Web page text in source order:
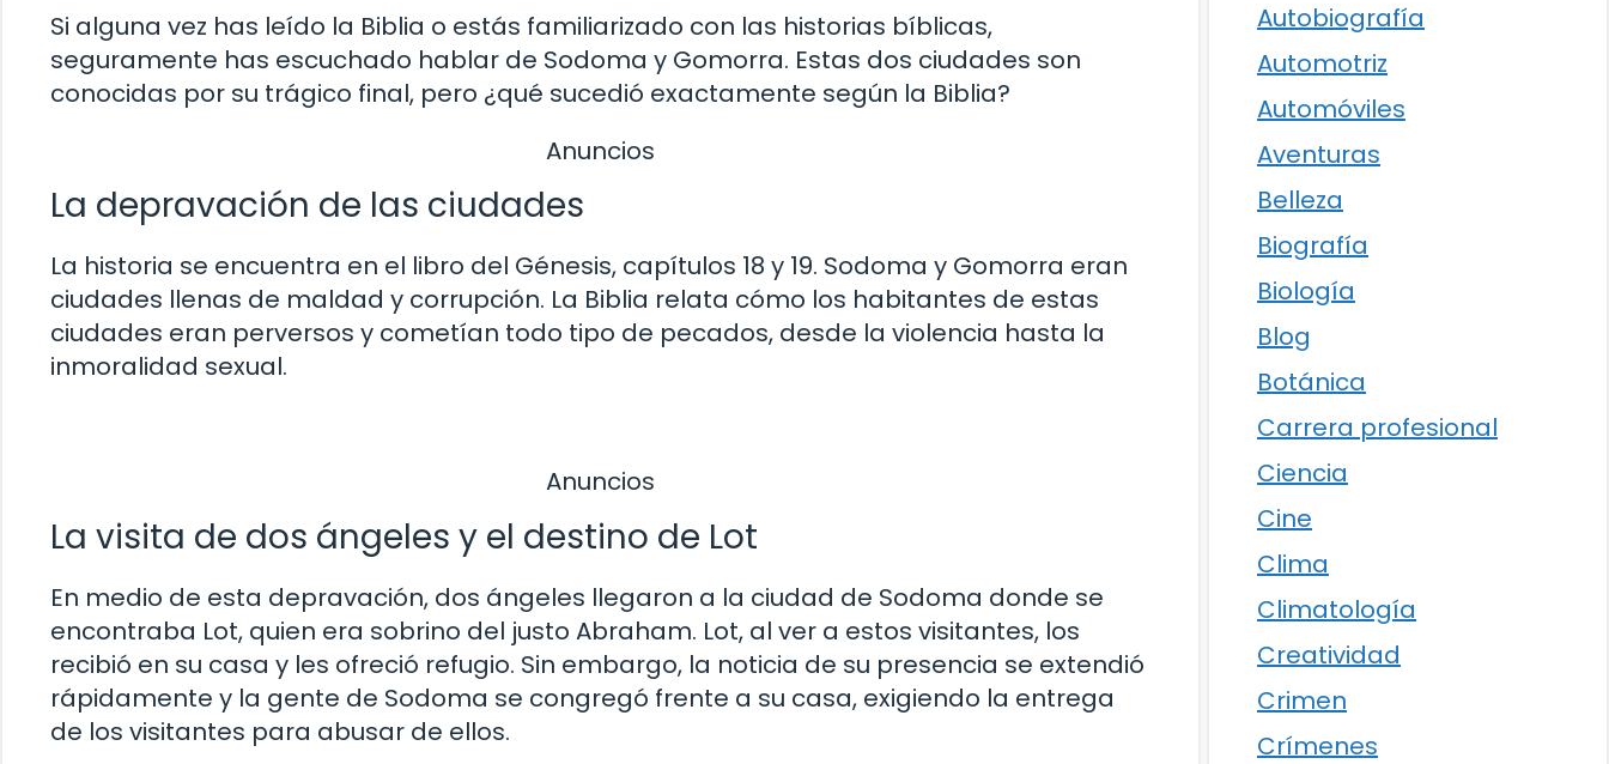
Si alguna vez has leído la Biblia o estás familiarizado con las historias bíblicas,
seguramente has escuchado hablar de Sodoma y Gomorra. Estas dos ciudades son
conocidas por su trágico final, pero ¿qué sucedió exactamente según la Biblia?
Anuncios
La depravación de las ciudades
La historia se encuentra en el libro del Génesis, capítulos 18 y 19. Sodoma y Gomorra eran
ciudades llenas de maldad y corrupción. La Biblia relata cómo los habitantes de estas
ciudades eran perversos y cometían todo tipo de pecados, desde la violencia hasta la
inmoralidad sexual.
Anuncios
La visita de dos ángeles y el destino de Lot
En medio de esta depravación, dos ángeles llegaron a la ciudad de Sodoma donde se
encontraba Lot, quien era sobrino del justo Abraham. Lot, al ver a estos visitantes, los
recibió en su casa y les ofreció refugio. Sin embargo, la noticia de su presencia se extendió
rápidamente y la gente de Sodoma se congregó frente a su casa, exigiendo la entrega
de los visitantes para abusar de ellos.
Autobiografía
Automotriz
Automóviles
Aventuras
Belleza
Biografía
Biología
Blog
Botánica
Carrera profesional
Ciencia
Cine
Clima
Climatología
Creatividad
Crimen
Crímenes